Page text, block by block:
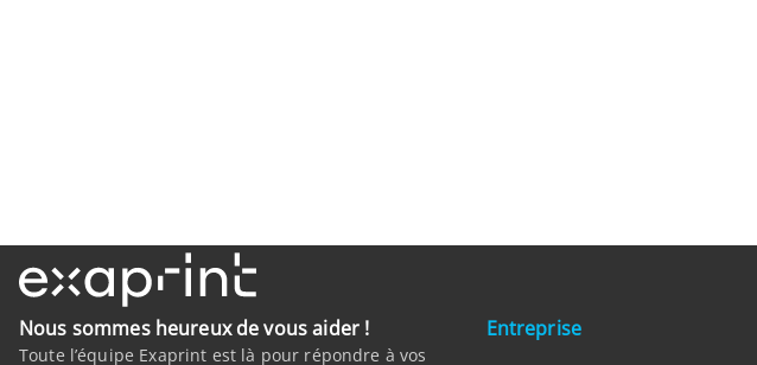
Nous sommes heureux de vous aider !
Toute l’équipe Exaprint est là pour répondre à vos
Entreprise